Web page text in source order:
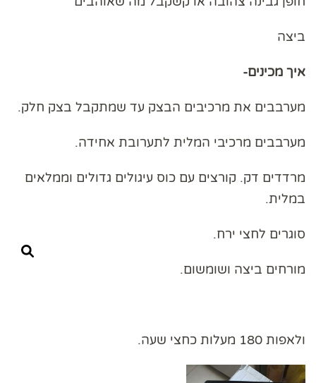
ביצה
איך מכינים-
מערבבים את מרכיבים הבצק עד שמתקבל בצק חלק.
מערבבים מרכיבי המלית לתערובת אחידה.
מרדדים דק. קורצים עם כוס עיגולים גדולים וממלאים
במלית.
סוגרים לחצי ירח.
מורחים ביצה ושומשום.
ולאפות 180 מעלות כחצי שעה.